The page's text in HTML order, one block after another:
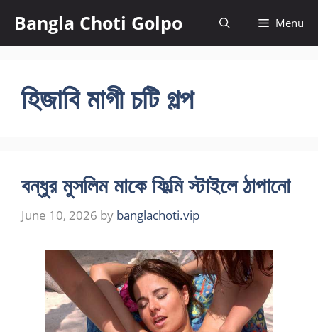
content
Bangla Choti Golpo Menu
হিজাবি মাগী চটি গল্প
বন্ধুর মুসলিম মাকে ফিল্মি স্টাইলে ঠাপানো
June 10, 2026 by banglachoti.vip